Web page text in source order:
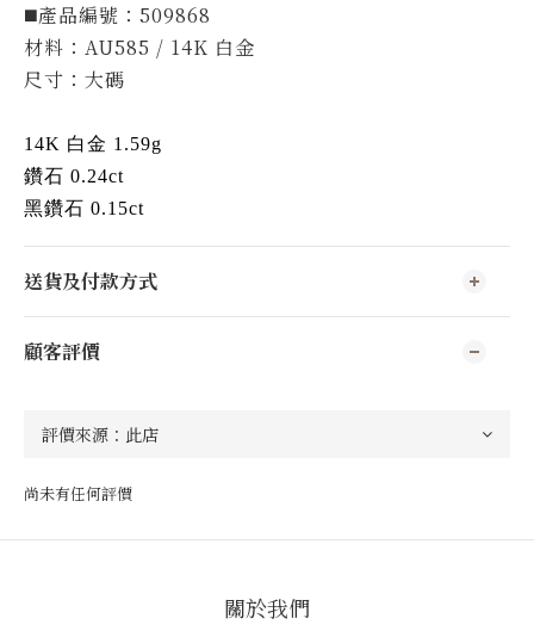
◼️產品編號：509868
材料：AU585 / 14K 白金
尺寸：大碼
14K 白金 1.59g
鑽石 0.24ct
黑鑽石 0.15ct
送貨及付款方式
顧客評價
尚未有任何評價
關於我們